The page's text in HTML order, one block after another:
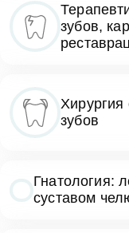
зубов,
Хирургия
зубов
Гнатология:
суставом